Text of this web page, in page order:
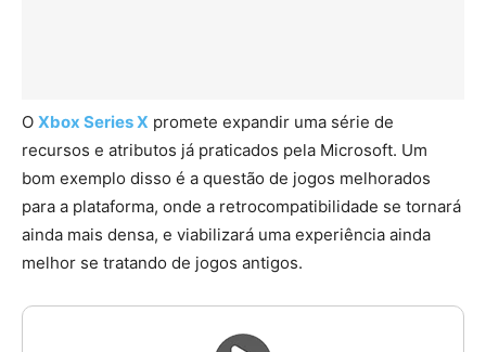
O Xbox Series X promete expandir uma série de
recursos e atributos já praticados pela Microsoft. Um
bom exemplo disso é a questão de jogos melhorados
para a plataforma, onde a retrocompatibilidade se tornará
ainda mais densa, e viabilizará uma experiência ainda
melhor se tratando de jogos antigos.